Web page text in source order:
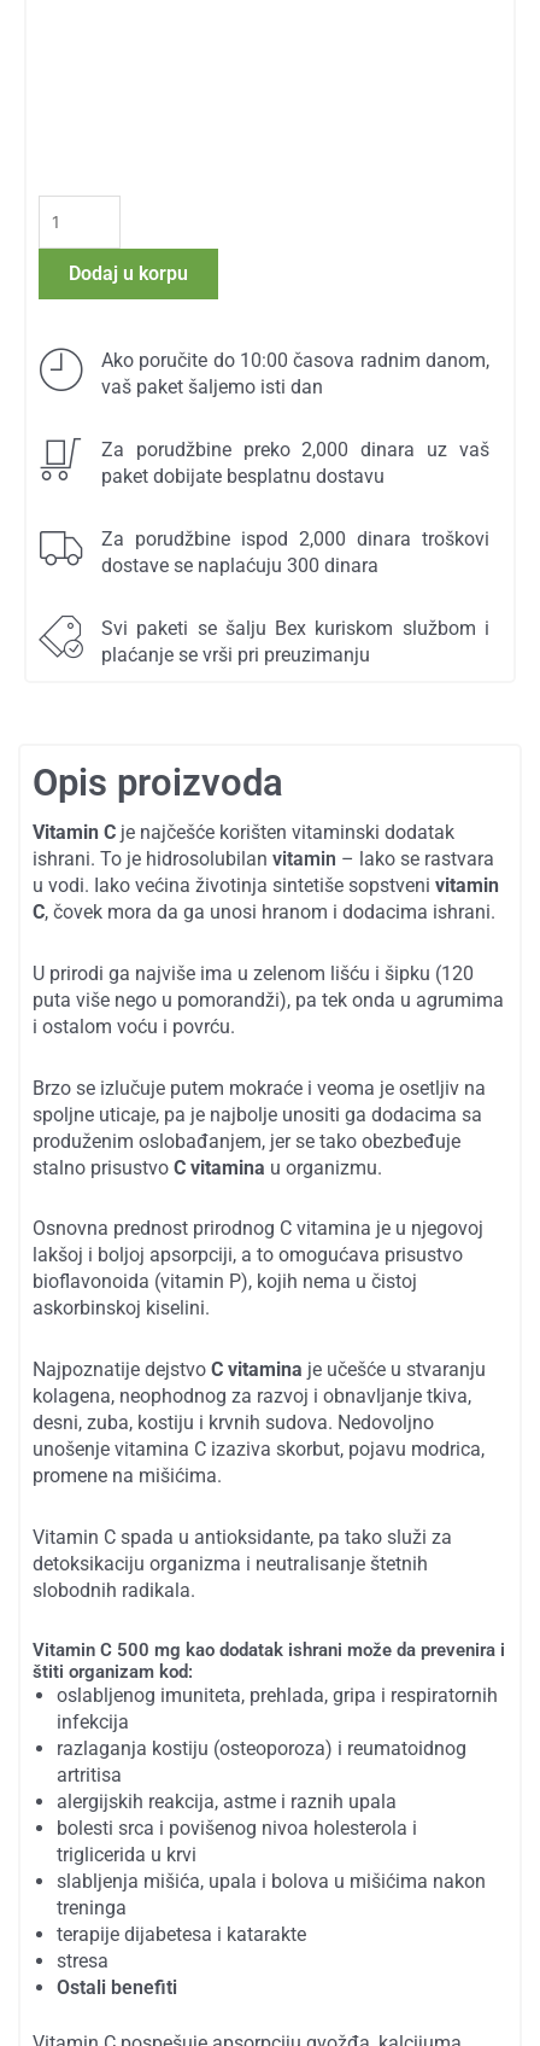
C-
Dodaj u korpu
Ako poručite do 10:00 časova radnim danom,
vaš paket šaljemo isti dan
Za porudžbine preko 2,000 dinara uz vaš
paket dobijate besplatnu dostavu
Za porudžbine ispod 2,000 dinara troškovi
dostave se naplaćuju 300 dinara
Svi paketi se šalju Bex kuriskom službom i
plaćanje se vrši pri preuzimanju
Opis proizvoda
Vitamin C je najčešće korišten vitaminski dodatak
ishrani. To je hidrosolubilan vitamin – lako se rastvara
u vodi. Iako većina životinja sintetiše sopstveni vitamin
C, čovek mora da ga unosi hranom i dodacima ishrani.
U prirodi ga najviše ima u zelenom lišću i šipku (120
puta više nego u pomorandži), pa tek onda u agrumima
i ostalom voću i povrću.
Brzo se izlučuje putem mokraće i veoma je osetljiv na
spoljne uticaje, pa je najbolje unositi ga dodacima sa
produženim oslobađanjem, jer se tako obezbeđuje
stalno prisustvo C vitamina u organizmu.
Osnovna prednost prirodnog C vitamina je u njegovoj
lakšoj i boljoj apsorpciji, a to omogućava prisustvo
bioflavonoida (vitamin P), kojih nema u čistoj
askorbinskoj kiselini.
Najpoznatije dejstvo C vitamina je učešće u stvaranju
kolagena, neophodnog za razvoj i obnavljanje tkiva,
desni, zuba, kostiju i krvnih sudova. Nedovoljno
unošenje vitamina C izaziva skorbut, pojavu modrica,
promene na mišićima.
Vitamin C spada u antioksidante, pa tako služi za
detoksikaciju organizma i neutralisanje štetnih
slobodnih radikala.
Vitamin C 500 mg kao dodatak ishrani može da prevenira i
štiti organizam kod:
oslabljenog imuniteta, prehlada, gripa i respiratornih
infekcija
razlaganja kostiju (osteoporoza) i reumatoidnog
artritisa
alergijskih reakcija, astme i raznih upala
bolesti srca i povišenog nivoa holesterola i
triglicerida u krvi
slabljenja mišića, upala i bolova u mišićima nakon
treninga
terapije dijabetesa i katarakte
stresa
Ostali benefiti